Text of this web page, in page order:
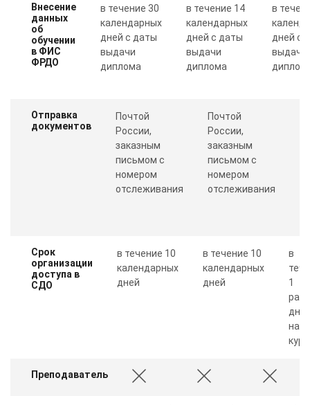
Внесение
данных
об
обучении
в ФИС
ФРДО
в течение 30
календарных
дней с даты
выдачи
диплома
в течение 14
календарных
дней с даты
выдачи
диплома
в
дней с
выдачи
Отправка
документов
Почтой
России,
заказным
письмом с
номером
отслеживания
Почтой
России,
заказным
письмом с
номером
отслеживания
Срок
организации
доступа в
СДО
в течение 10
календарных
дней
в течение 10
календарных
дней
в
1
дня
Преподаватель